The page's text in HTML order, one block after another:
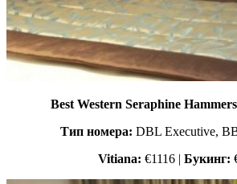
Best Western Seraphine
Тип номера: DBL Executive,
Vitiana: €1116 | Букинг: